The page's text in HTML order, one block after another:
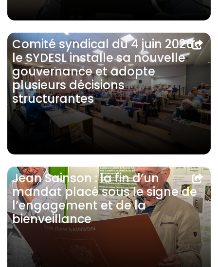
Comité syndical du 4 juin 2026 :
le SYDESL installe sa nouvelle
gouvernance et adopte
plusieurs décisions
structurantes
Jean Sainson : la fin d’un
mandat placé sous le signe de
l’engagement et de la
bienveillance